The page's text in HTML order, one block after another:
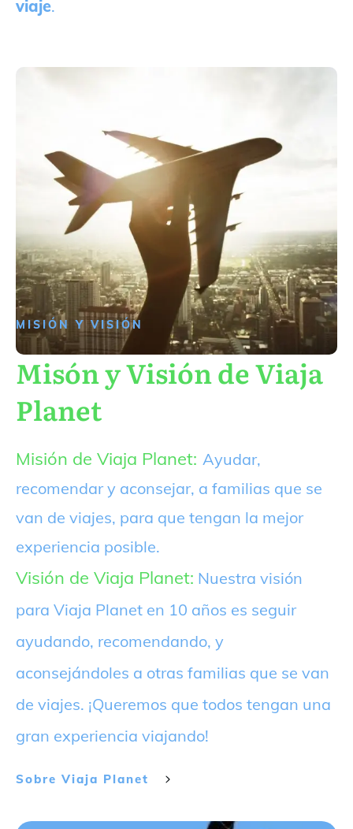
viaje.
MISIÓN Y VISIÓN
Misón y Visión de Viaja
Planet
Misión de Viaja Planet: Ayudar,
recomendar y aconsejar, a familias que se
van de viajes, para que tengan la mejor
experiencia posible.
Visión de Viaja Planet: Nuestra visión
para Viaja Planet en 10 años es seguir
ayudando, recomendando, y
aconsejándoles a otras familias que se van
de viajes. ¡Queremos que todos tengan una
gran experiencia viajando!
Sobre Viaja Planet